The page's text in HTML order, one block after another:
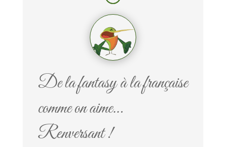
De la fantasy à la française
comme on aime…
Renversant !